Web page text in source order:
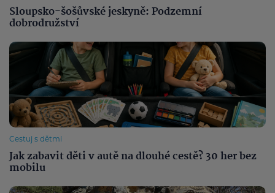
Sloupsko-šošůvské jeskyně: Podzemní
dobrodružství
Cestuj s dětmi
Jak zabavit děti v autě na dlouhé cestě? 30 her bez
mobilu